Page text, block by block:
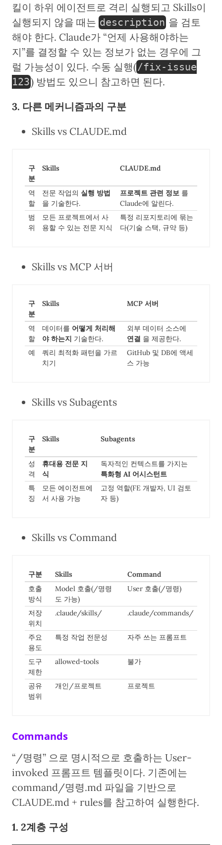
킬이 하위 에이전트로 격리 실행되고 Skills이
실행되지 않을 때는 description 을 검토
해야 한다. Claude가 “언제 사용해야하는
지”를 결정할 수 있는 정보가 없는 경우에 그
럴 가능성이 있다. 수동 실행(/fix-issue
123) 방법도 있으니 참고하면 된다.
3. 다른 메커니즘과의 구분
Skills vs CLAUDE.md
구
분
Skills CLAUDE.md
역
할
전문 작업의 실행 방법
을 기술한다.
프로젝트 관련 정보 를
Claude에 알린다.
범
위
모든 프로젝트에서 사
용할 수 있는 전문 지식
특정 리포지토리에 묶는
다(기술 스택, 규약 등)
Skills vs MCP 서버
구
분
Skills MCP 서버
역
할
데이터를 어떻게 처리해
야 하는지 기술한다.
외부 데이터 소스에
연결 을 제공한다.
예
쿼리 최적화 패턴을 가르
치기
GitHub 및 DB에 액세
스 가능
Skills vs Subagents
구
분
Skills Subagents
성
격
휴대용 전문 지
식
독자적인 컨텍스트를 가지는
특화형 AI 어시스턴트
특
징
모든 에이전트에
서 사용 가능
고정 역할(FE 개발자, UI 검토
자 등)
Skills vs Command
구분 Skills
Command
호출
방식
Model 호출(/명령
도 가능)
User 호출(/명령)
저장
위치
.claude/skills/ .claude/commands/
주요
용도
특정 작업 전문성 자주 쓰는 프롬프트
도구
제한
allowed-tools 불가
공유
범위
개인/프로젝트 프로젝트
Commands
“/명령” 으로 명시적으로 호출하는 User-
invoked 프롬프트 템플릿이다. 기존에는
command/명령.md 파일을 기반으로
CLAUDE.md + rules를 참고하여 실행한다.
1. 2계층 구성